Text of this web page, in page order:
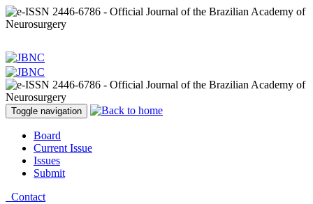
Toggle navigation
Board
Current Issue
Issues
Submit
Contact